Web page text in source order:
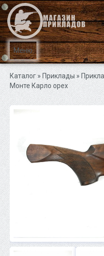
Меню
Каталог» Приклады »
Монте Карло орех